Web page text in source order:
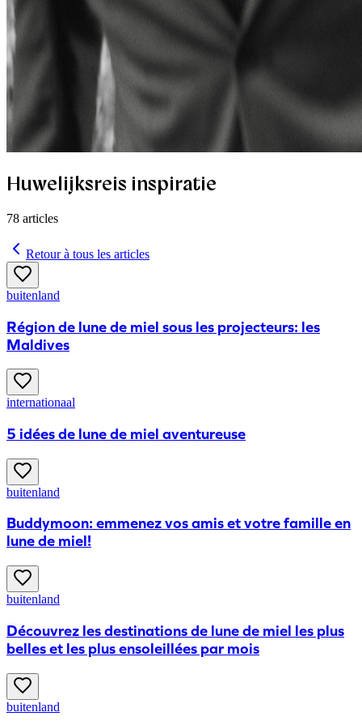
Huwelijksreis inspiratie
78 articles
Retour à tous les articles
buitenland
Région de lune de miel sous les projecteurs: les
Maldives
internationaal
5 idées de lune de miel aventureuse
buitenland
Buddymoon: emmenez vos amis et votre famille en
lune de miel!
buitenland
Découvrez les destinations de lune de miel les plus
belles et les plus ensoleillées par mois
buitenland